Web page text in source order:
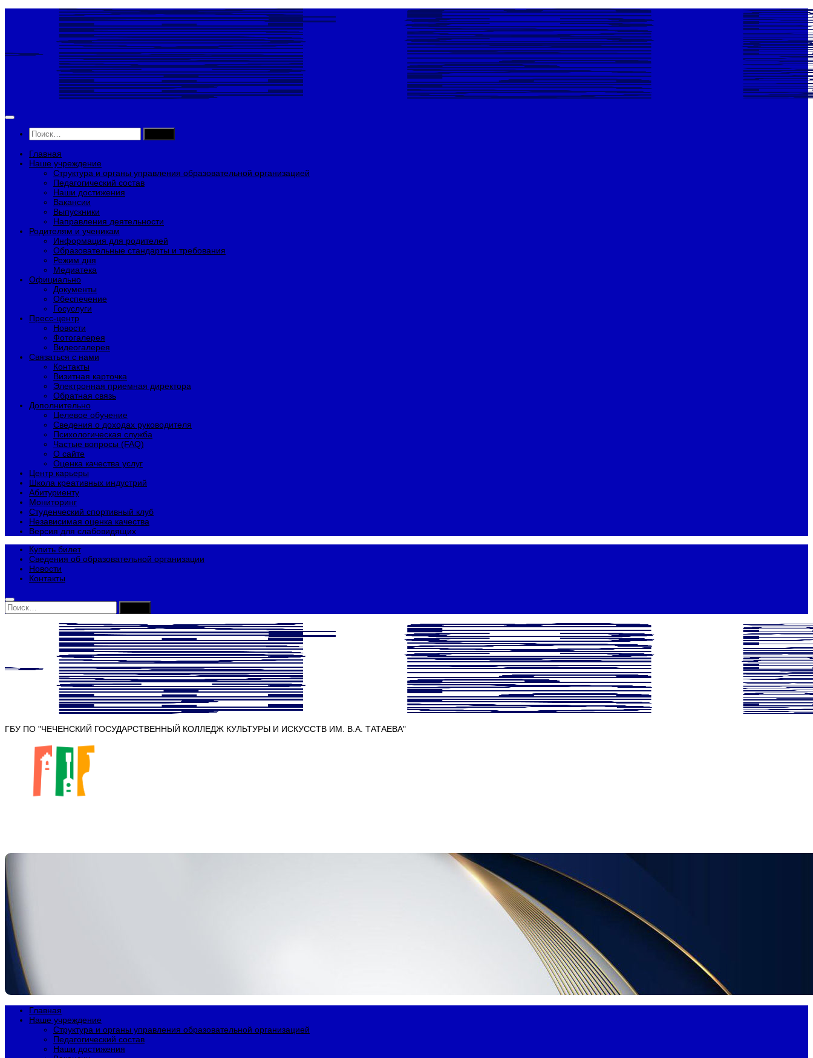
Найти:
Главная
Наше учреждение
Структура и органы управления образовательной организацией
Педагогический состав
Наши достижения
Вакансии
Выпускники
Направления деятельности
Родителям и ученикам
Информация для родителей
Образовательные стандарты и требования
Режим дня
Медиатека
Официально
Документы
Обеспечение
Госуслуги
Пресс-центр
Новости
Фотогалерея
Видеогалерея
Связаться с нами
Контакты
Визитная карточка
Электронная приемная директора
Обратная связь
Дополнительно
Целевое обучение
Сведения о доходах руководителя
Психологическая служба
Частые вопросы (FAQ)
О сайте
Оценка качества услуг
Центр карьеры
Школа креативных индустрий
Абитуриенту
Мониторинг
Студенческий спортивный клуб
Независимая оценка качества
Версия для слабовидящих
Купить билет
Сведения об образовательной организации
Новости
Контакты
Найти:
ГБУ ПО "ЧЕЧЕНСКИЙ ГОСУДАРСТВЕННЫЙ КОЛЛЕДЖ КУЛЬТУРЫ И ИСКУССТВ ИМ. В.А. ТАТАЕВА"
Главная
Наше учреждение
Структура и органы управления образовательной организацией
Педагогический состав
Наши достижения